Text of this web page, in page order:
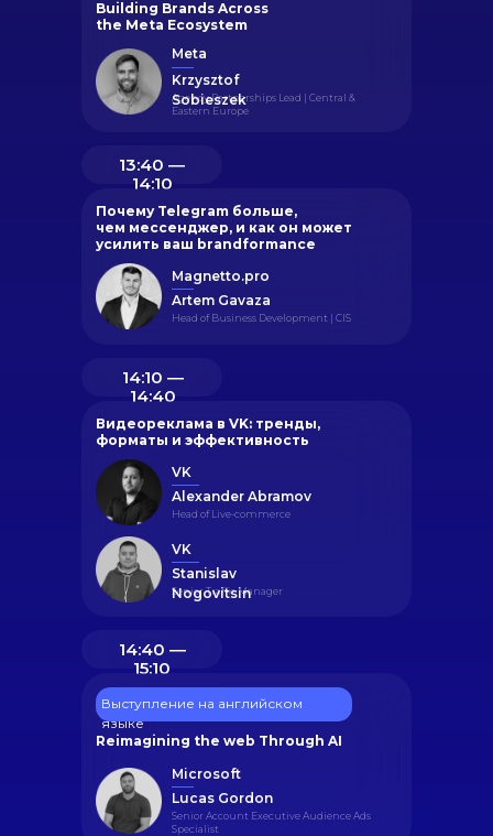
14:40 ―
15:10
14:10 ―
14:40
13:40 ―
14:10
Senior Account Executive Audience Ads
Specialist
Lucas Gordon
Microsoft
Reimagining the web Through AI
Выступление на английском
языке
Agency Partnerships Lead | Central &
Eastern Europe
Krzysztof
Sobieszek
Meta
Building Brands Across
the Meta Ecosystem
Head of Business Development | CIS
Artem Gavaza
Magnetto.pro
Почему Telegram больше,
чем мессенджер, и как он может
усилить ваш brandformance
Senior Traffic Manager
Stanislav
Nogovitsin
VK
Head of Live-commerce
Alexander Abramov
VK
Видеореклама в VK: тренды,
форматы и эффективность